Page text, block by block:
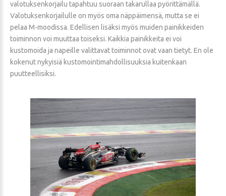
valotuksenkorjailu tapahtuu suoraan takarullaa pyörittämällä.
Valotuksenkorjailulle on myös oma näppäimensä, mutta se ei
pelaa M-moodissa. Edellisen lisäksi myös muiden painikkeiden
toiminnon voi muuttaa toiseksi. Kaikkia painikkeita ei voi
kustomoida ja napeille valittavat toiminnot ovat vaan tietyt. En ole
kokenut nykyisiä kustomointimahdollisuuksia kuitenkaan
puutteellisiksi.